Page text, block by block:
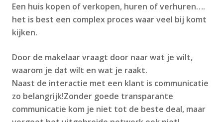
Een huis kopen of verkopen, huren of verhuren….
het is best een complex proces waar veel bij komt
kijken.
Door de makelaar vraagt door naar wat je wilt,
waarom je dat wilt en wat je raakt.
Naast de interactie met een klant is communicatie
zo belangrijk!Zonder goede transparante
communicatie kom je niet tot de beste deal, maar